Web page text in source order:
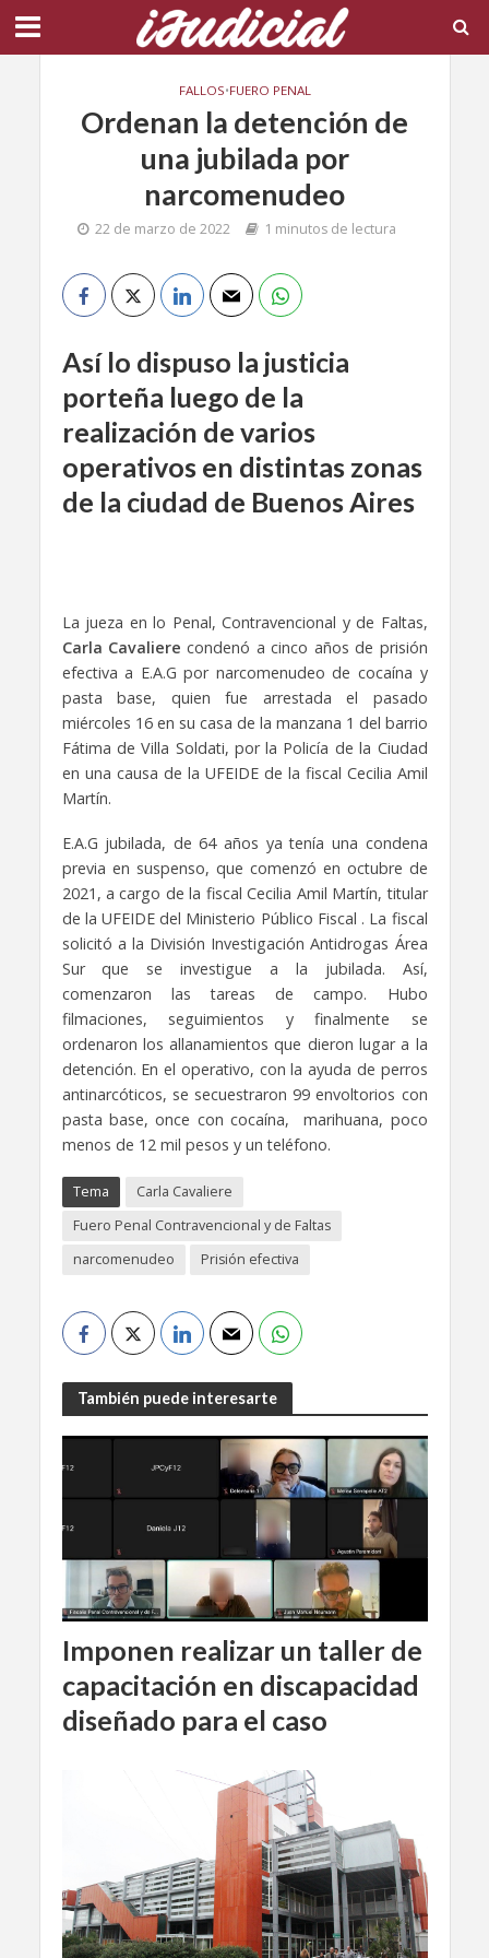
FALLOS•FUERO PENAL
Ordenan la detención de
una jubilada por
narcomenudeo
22 de marzo de 2022 1 minutos de lectura
Así lo dispuso la justicia
porteña luego de la
realización de varios
operativos en distintas zonas
de la ciudad de Buenos Aires
La jueza en lo Penal, Contravencional y de Faltas,
Carla Cavaliere condenó a cinco años de prisión
efectiva a E.A.G por narcomenudeo de cocaína y
pasta base, quien fue arrestada el pasado
miércoles 16 en su casa de la manzana 1 del barrio
Fátima de Villa Soldati, por la Policía de la Ciudad
en una causa de la UFEIDE de la fiscal Cecilia Amil
Martín.
E.A.G jubilada, de 64 años ya tenía una condena
previa en suspenso, que comenzó en octubre de
2021, a cargo de la fiscal Cecilia Amil Martín, titular
de la UFEIDE del Ministerio Público Fiscal . La fiscal
solicitó a la División Investigación Antidrogas Área
Sur que se investigue a la jubilada. Así,
comenzaron las tareas de campo. Hubo
filmaciones, seguimientos y finalmente se
ordenaron los allanamientos que dieron lugar a la
detención. En el operativo, con la ayuda de perros
antinarcóticos, se secuestraron 99 envoltorios con
pasta base, once con cocaína, marihuana, poco
menos de 12 mil pesos y un teléfono.
Tema
Carla Cavaliere
Fuero Penal Contravencional y de Faltas
narcomenudeo
Prisión efectiva
También puede interesarte
Imponen realizar un taller de
capacitación en discapacidad
diseñado para el caso